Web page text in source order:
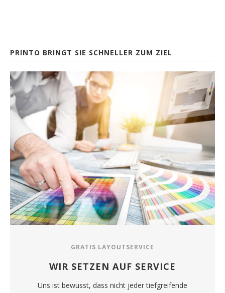
PRINTO BRINGT SIE SCHNELLER ZUM ZIEL
GRATIS LAYOUTSERVICE
WIR SETZEN AUF SERVICE
Uns ist bewusst, dass nicht jeder tiefgreifende